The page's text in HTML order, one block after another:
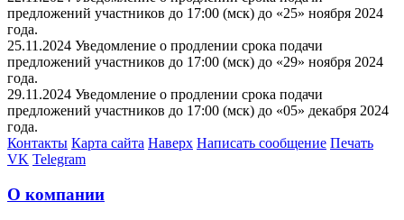
предложений участников до 17:00 (мск) до «25» ноября 2024
года.
25.11.2024 Уведомление о продлении срока подачи
предложений участников до 17:00 (мск) до «29» ноября 2024
года.
29.11.2024 Уведомление о продлении срока подачи
предложений участников до 17:00 (мск) до «05» декабря 2024
года.
Контакты Карта сайта Наверх Написать сообщение Печать
VK Telegram
О компании